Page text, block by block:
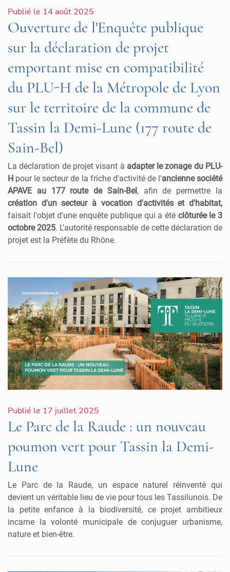
Publié le 14 août 2025
Ouverture de l'Enquête publique
sur la déclaration de projet
emportant mise en compatibilité
du PLU-H de la Métropole de Lyon
sur le territoire de la commune de
Tassin la Demi-Lune (177 route de
Sain-Bel)
La déclaration de projet visant à adapter le zonage du PLU-
H pour le secteur de la friche d'activité de l'ancienne société
APAVE au 177 route de Sain-Bel, afin de permettre la
création d'un secteur à vocation d'activités et d'habitat,
faisait l'objet d'une enquête publique qui a été clôturée le 3
octobre 2025. L'autorité responsable de cette déclaration de
projet est la Préfète du Rhône.
Publié le 17 juillet 2025
Le Parc de la Raude : un nouveau
poumon vert pour Tassin la Demi-
Lune
Le Parc de la Raude, un espace naturel réinventé qui
devient un véritable lieu de vie pour tous les Tassilunois. De
la petite enfance à la biodiversité, ce projet ambitieux
incarne la volonté municipale de conjuguer urbanisme,
nature et bien-être.